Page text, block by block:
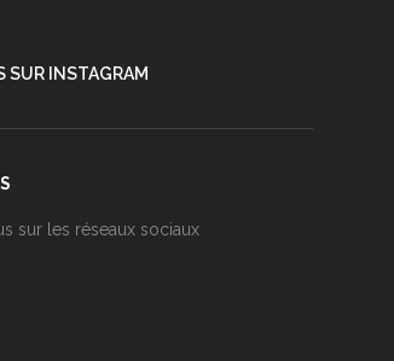
SUR INSTAGRAM
sur les réseaux sociaux